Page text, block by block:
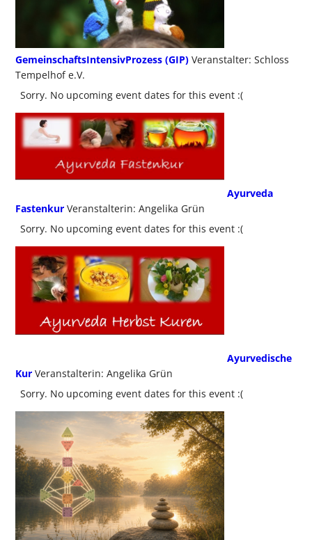
GemeinschaftsIntensivProzess (GIP) Veranstalter: Schloss
Tempelhof e.V.
Sorry. No upcoming event dates for this event :(
Ayurveda
Fastenkur Veranstalterin: Angelika Grün
Sorry. No upcoming event dates for this event :(
Ayurvedische
Kur Veranstalterin: Angelika Grün
Sorry. No upcoming event dates for this event :(